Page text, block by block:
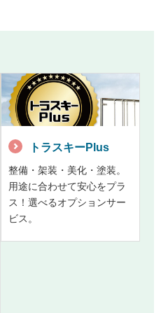
トラスキーPlus
整備・架装・美化・塗装。
用途に合わせて安心をプラ
ス！選べるオプションサー
ビス。